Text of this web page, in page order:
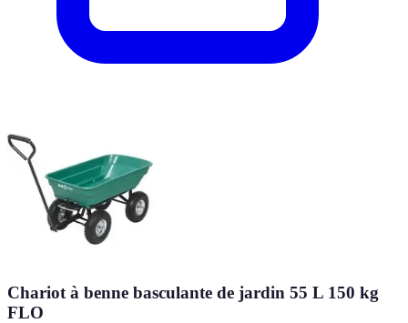
Chariot à benne basculante de jardin 55 L 150 kg
FLO